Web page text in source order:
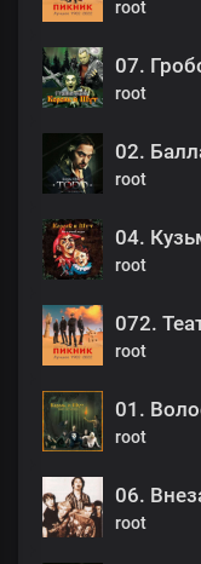
root
07.
root
root
04.
root
072.
root
01.
root
06.
root